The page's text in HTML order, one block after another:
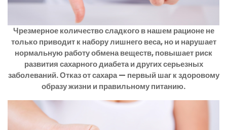
Чрезмерное количество сладкого в нашем рационе не
только приводит к набору лишнего веса, но и нарушает
нормальную работу обмена веществ, повышает риск
развития сахарного диабета и других серьезных
заболеваний. Отказ от сахара — первый шаг к здоровому
образу жизни и правильному питанию.